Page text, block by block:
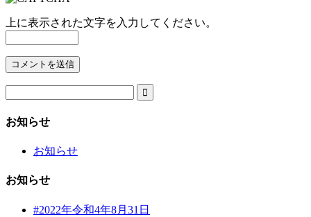
上に表示された文字を入力してください。

お知らせ
お知らせ
お知らせ
#2022年令和4年8月31日